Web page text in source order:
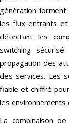
génération
les flux entrants
détectant les
switching
propagation des
des services. Les
fiable et chiffré
les environnements
La combinaison